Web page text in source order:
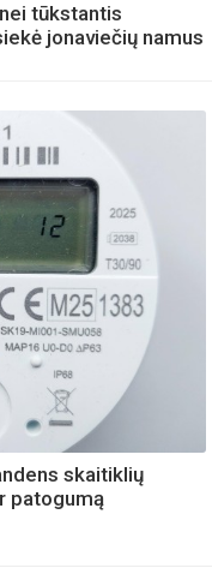
tūkstantis
jonaviečių namus
skaitiklių
patogumą